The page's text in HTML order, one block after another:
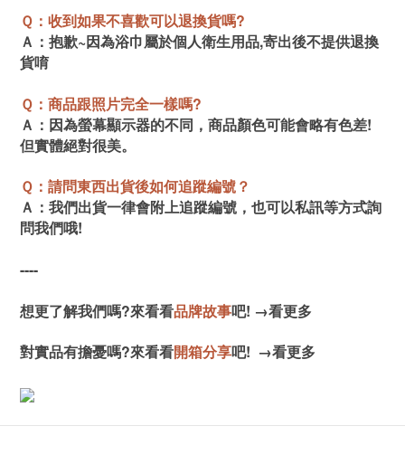
Ｑ：收到如果不喜歡可以退換貨嗎?
Ａ：抱歉~因為浴巾屬於個人衛生用品,寄出後不提供退換
貨唷
Ｑ：商品跟照片完全一樣嗎?
Ａ：因為螢幕顯示器的不同，商品顏色可能會略有色差!
但實體絕對很美。
Ｑ：請問東西出貨後如何追蹤編號？
Ａ：我們出貨一律會附上追蹤編號，也可以私訊等方式詢
問我們哦!
----
想更了解我們嗎?來看看品牌故事吧! →看更多
對實品有擔憂嗎?來看看開箱分享吧! →看更多